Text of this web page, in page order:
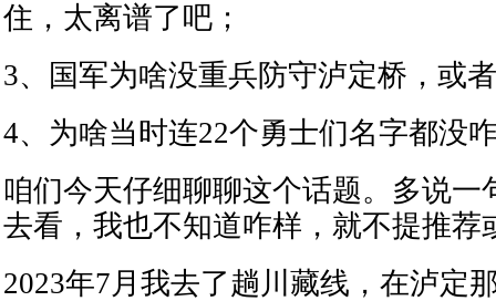
住，太离谱了吧；
3、国军为啥没重兵防守泸定桥，或
4、为啥当时连22个勇士们名字都没
咱们今天仔细聊聊这个话题。多说一
去看，我也不知道咋样，就不提推荐
2023年7月我去了趟川藏线，在泸定